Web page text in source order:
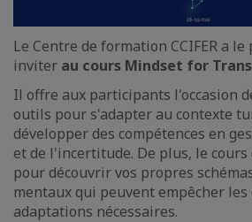
Le Centre de formation CCIFER a
inviter au cours Mindset for
Il offre aux participants l'occasion
outils pour s'adapter au contexte
développer des compétences en
et de l'incertitude. De plus, le cours
pour découvrir vos propres
mentaux qui peuvent empêcher
adaptations nécessaires.